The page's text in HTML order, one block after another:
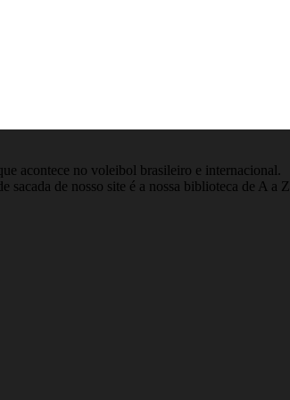
acontece no voleibol brasileiro e internacional.
de nosso site é a nossa biblioteca de A a Z